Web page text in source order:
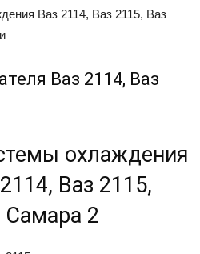
Ваз 2114, Ваз 2115, Ваз
Ваз 2114, Ваз
охлаждения
Ваз 2115,
Самара 2